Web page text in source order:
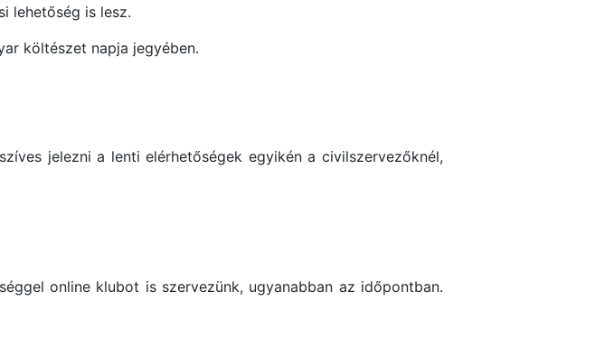
lehetőség is lesz.
költészet napja jegyében.
jelezni a lenti elérhetőségek egyikén a civilszervezőknél,
online klubot is szervezünk, ugyanabban az időpontban.